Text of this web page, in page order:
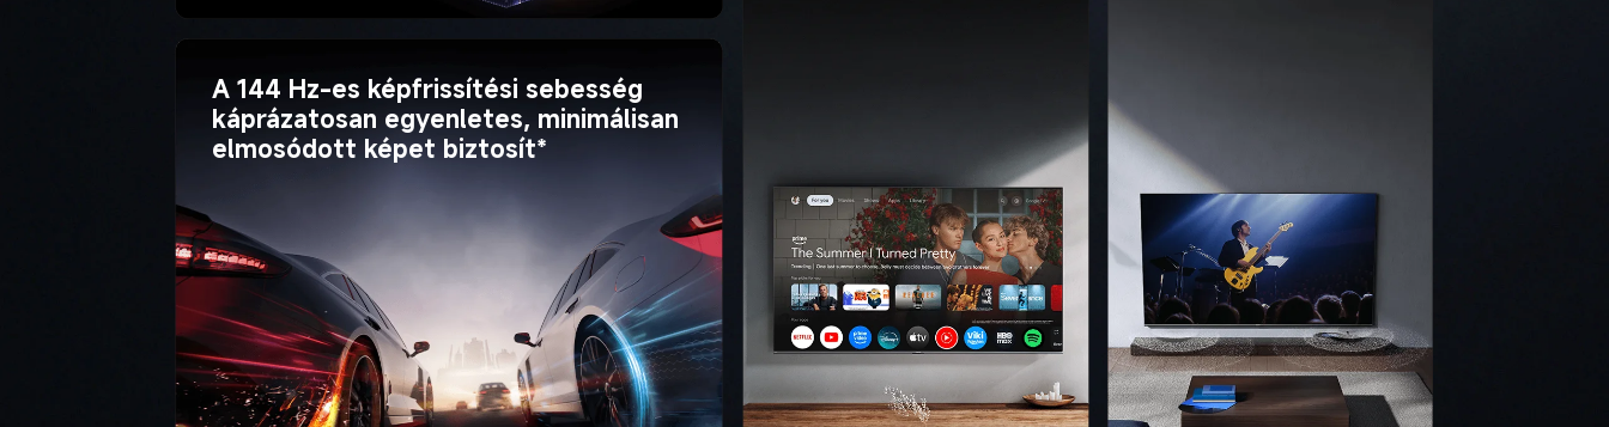
A 144 Hz-es képfrissítési sebesség
káprázatosan egyenletes, minimálisan
elmosódott képet biztosít*